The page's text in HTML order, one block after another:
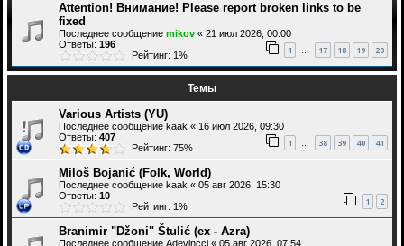
Attention! Внимание! Please report broken links to be
fixed
Последнее сообщение mikov « 21 июл 2026, 00:00
Ответы: 196 1 … 17 18 19 20
Рейтинг: 1%
Темы
Various Artists (YU)
Последнее сообщение kaak « 16 июл 2026, 09:30
Ответы: 407 1 … 38 39 40 41
Рейтинг: 75%
Miloš Bojanić (Folk, World)
Последнее сообщение kaak « 05 авг 2026, 15:30
Ответы: 10 1 2
Рейтинг: 1%
Branimir "Džoni" Štulić (ex - Azra)
Последнее сообщение Adevincci « 05 авг 2026, 07:54